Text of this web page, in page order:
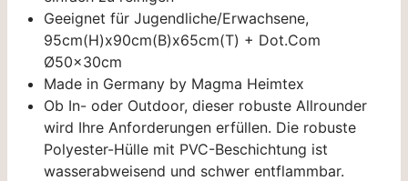
Geeignet für Jugendliche/Erwachsene,
95cm(H)x90cm(B)x65cm(T) + Dot.Com
Ø50x30cm
Made in Germany by Magma Heimtex
Ob In- oder Outdoor, dieser robuste Allrounder
wird Ihre Anforderungen erfüllen. Die robuste
Polyester-Hülle mit PVC-Beschichtung ist
wasserabweisend und schwer entflammbar.